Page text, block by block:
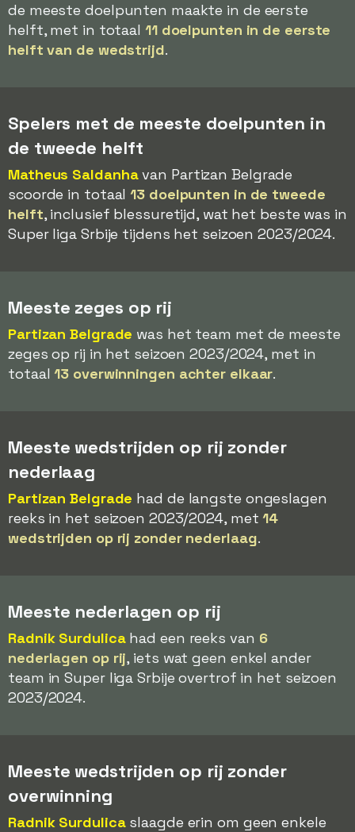
de meeste doelpunten maakte in de eerste
helft, met in totaal 11 doelpunten in de eerste
helft van de wedstrijd.
Spelers met de meeste doelpunten in
de tweede helft
Matheus Saldanhavan Partizan Belgrade
scoorde in totaal13 doelpunten in de tweede
helft, inclusief blessuretijd, wat het beste was in
Super liga Srbije tijdens het seizoen 2023/2024.
Meeste zeges op rij
Partizan Belgrade was het team met de meeste
zeges op rij in het seizoen 2023/2024, met in
totaal13 overwinningen achter elkaar.
Meeste wedstrijden op rij zonder
nederlaag
Partizan Belgrade had de langste ongeslagen
reeks in het seizoen 2023/2024, met14
wedstrijden op rij zonder nederlaag.
Meeste nederlagen op rij
Radnik Surdulicahad een reeks van 6
nederlagen op rij, iets wat geen enkel ander
team in Super liga Srbije overtrof in het seizoen
2023/2024.
Meeste wedstrijden op rij zonder
overwinning
Radnik Surdulicaslaagde erin om geen enkele